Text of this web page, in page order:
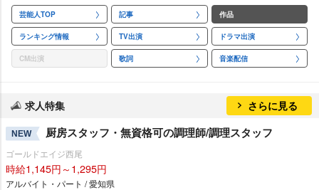
芸能人TOP 記事 作品
ランキング情報 TV出演 ドラマ出演
CM出演 歌詞 音楽配信
求人特集 さらに見る
NEW 厨房スタッフ・無資格可の調理師/調理スタッフ
ゴールドエイジ西尾
時給1,145円～1,295円
アルバイト・パート / 愛知県